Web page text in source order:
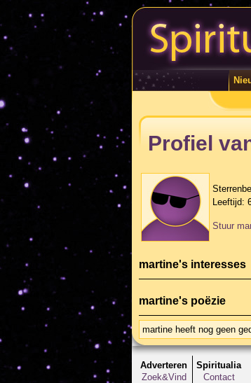
Profiel
Leeftijd:
Stuur
martine's interesses
martine's poëzie
martine heeft nog geen
Adverteren
Zoek&Vind
Spiritualia
Contact